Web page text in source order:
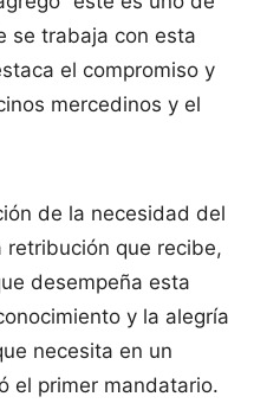
se trabaja con esta
el compromiso y
mercedinos y el
de la necesidad del
que recibe,
desempeña esta
y la alegría
necesita en un
el primer mandatario.